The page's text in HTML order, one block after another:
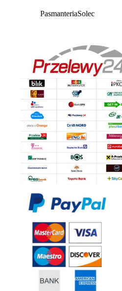
PasmanteriaSolec